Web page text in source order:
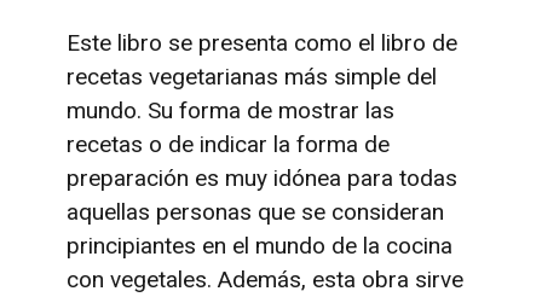
Este libro se presenta como el libro de
recetas vegetarianas más simple del
mundo. Su forma de mostrar las
recetas o de indicar la forma de
preparación es muy idónea para todas
aquellas personas que se consideran
principiantes en el mundo de la cocina
con vegetales. Además, esta obra sirve